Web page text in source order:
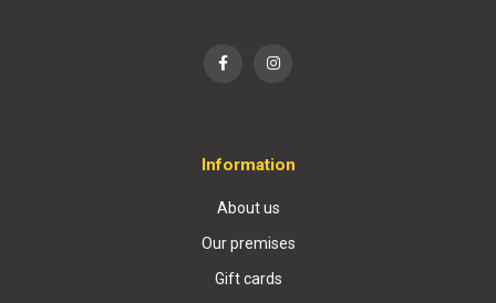
Information
About us
Our premises
Gift cards